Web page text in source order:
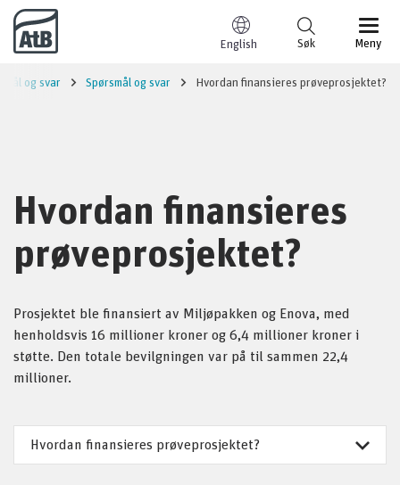
Til innhold
English Meny
Søk
og svar Spørsmål og svar Hvordan finansieres prøveprosjektet?
Hvordan finansieres
prøveprosjektet?
Prosjektet ble finansiert av Miljøpakken og Enova, med
henholdsvis 16 millioner kroner og 6,4 millioner kroner i
støtte. Den totale bevilgningen var på til sammen 22,4
millioner.
Hvordan finansieres prøveprosjektet?